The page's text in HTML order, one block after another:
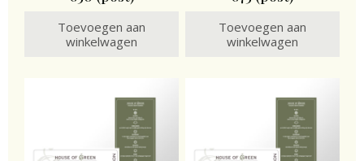
Toevoegen aan
winkelwagen
Toevoegen aan
winkelwagen